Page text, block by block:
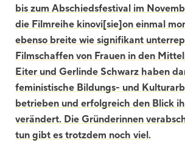
bis zum Abschiedsfestival im
die Filmreihe kinovi[sie]on einmal
ebenso breite wie signifikant
Filmschaffen von Frauen in den
Eiter und Gerlinde Schwarz haben
feministische Bildungs- und
betrieben und erfolgreich den Blick
verändert. Die Gründerinnen
tun gibt es trotzdem noch viel.